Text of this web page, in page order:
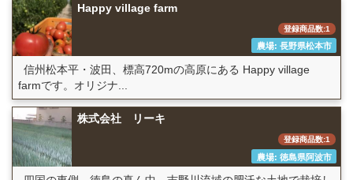
Happy village farm
登録商品数:1
農場: 長野県松本市
信州松本平・波田、標高720mの高原にある Happy village
farmです。オリジナ...
株式会社 リーキ
登録商品数:1
農場: 徳島県阿波市